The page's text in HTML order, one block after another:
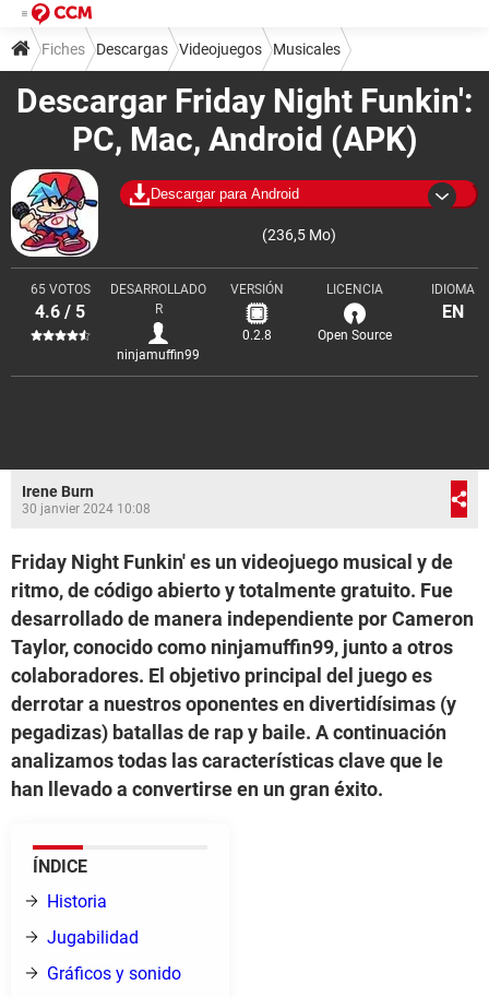
Descargar Friday Night Funkin':
PC, Mac, Android (APK)
Descargar para Android
(236,5 Mo)
65 VOTOS
4.6 / 5
DESARROLLADO
R
ninjamuffin99
VERSIÓN
0.2.8
LICENCIA
Open Source
IDIOMA
EN
Fiches Descargas Videojuegos Musicales
Irene Burn
30 janvier 2024 10:08
Friday Night Funkin' es un videojuego musical y de
ritmo, de código abierto y totalmente gratuito. Fue
desarrollado de manera independiente por Cameron
Taylor, conocido como ninjamuffin99, junto a otros
colaboradores. El objetivo principal del juego es
derrotar a nuestros oponentes en divertidísimas (y
pegadizas) batallas de rap y baile. A continuación
analizamos todas las características clave que le
han llevado a convertirse en un gran éxito.
ÍNDICE
Historia
Jugabilidad
Gráficos y sonido